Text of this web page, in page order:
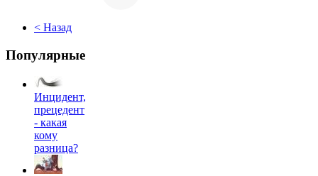
< Назад
Популярные
Инцидент,
прецедент
- какая
кому
разница?